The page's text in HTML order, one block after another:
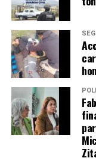
Muere a los 81 años el
cantante mexicano
Fernández, el ídolo
de las rancheras
12 diciembre, 2021
En "Internacionales"